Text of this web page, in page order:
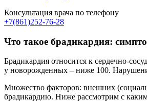
Консультация врача по телефону
+7(861)252-76-28
Что такое брадикардия:
Брадикардия относится к сердечно-
у новорожденных – ниже 100.
Множество факторов: внешних
брадикардию. Ниже рассмотрим с